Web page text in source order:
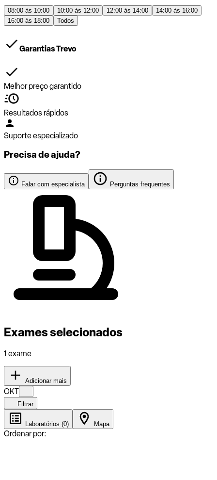
08:00 às 10:00 10:00 às 12:00 12:00 às 14:00
14:00 às 16:00
16:00 às 18:00
Todos
Garantias Trevo
Melhor preço garantido
Resultados rápidos
Suporte especializado
Precisa de ajuda?
Falar com especialista Perguntas frequentes
Exames selecionados
1 exame
Adicionar mais
OKT
Filtrar
Laboratórios (0) Mapa
Ordenar por: